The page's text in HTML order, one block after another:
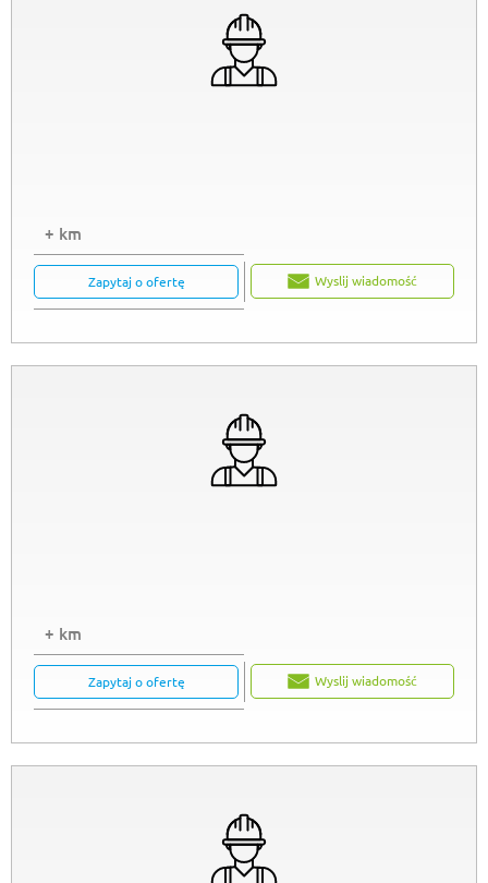
+ km
Zapytaj o ofertę Wyslij wiadomość
+ km
Zapytaj o ofertę Wyslij wiadomość